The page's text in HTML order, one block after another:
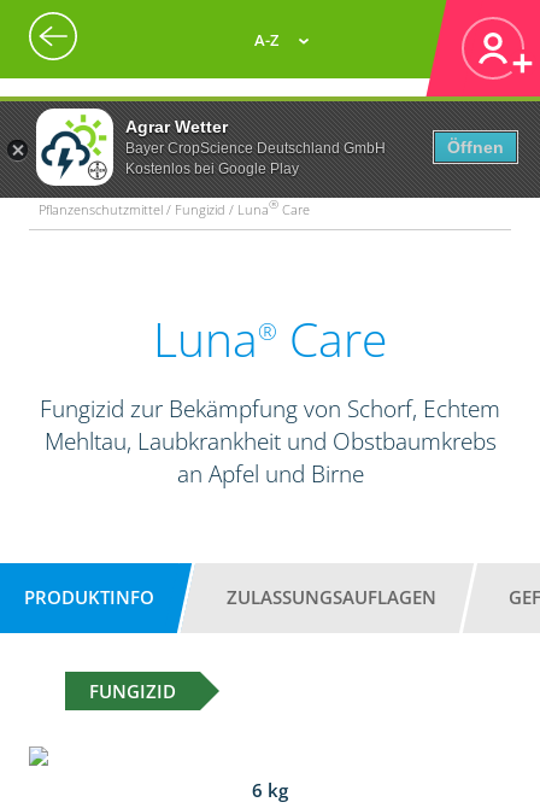
Agrar Wetter
Bayer CropScience Deutschland GmbH
Kostenlos bei Google Play
Öffnen
A-Z
Pflanzenschutzmittel / Fungizid / Luna® Care
Luna® Care
Fungizid zur Bekämpfung von Schorf, Echtem
Mehltau, Laubkrankheit und Obstbaumkrebs
an Apfel und Birne
PRODUKTINFO ZULASSUNGSAUFLAGEN
FUNGIZID
6 kg